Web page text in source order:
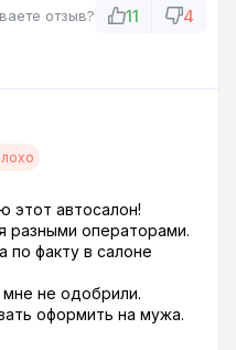
отзыв? 11 4
этот автосалон!
разными операторами.
по факту в салоне
не одобрили.
оформить на мужа.
Нам предложили